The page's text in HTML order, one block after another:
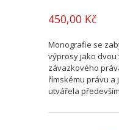
450,00 Kč
Monografie se
výprosy jako dvou
závazkového
římskému právu a
utvářela